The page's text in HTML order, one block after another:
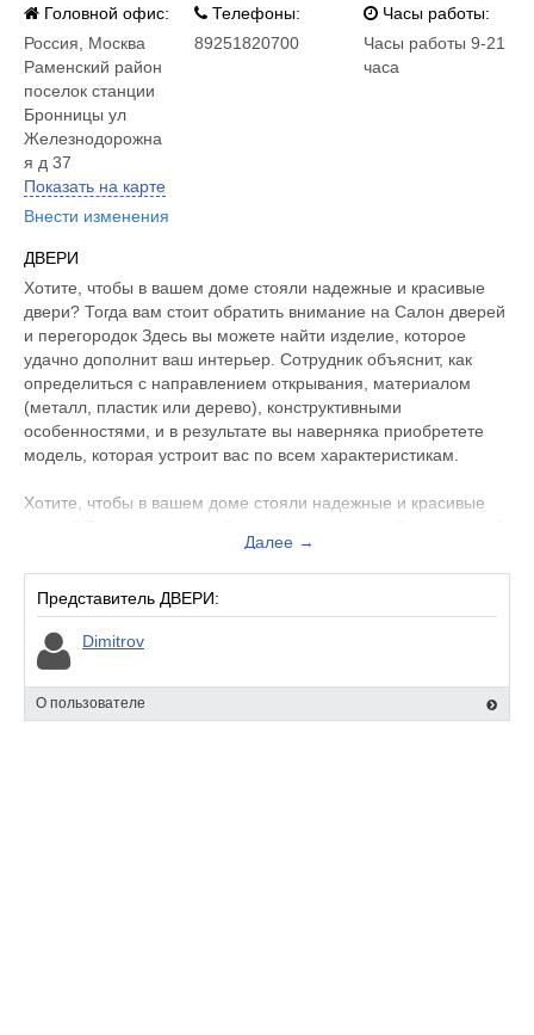
Головной офис:
Россия
Москва
Раменский район
поселок станции
Бронницы ул
Железнодорожна
я д 37
Показать на карте
Внести изменения
Телефоны:
89251820700
Часы работы:
Часы работы 9-21
часа
ДВЕРИ
Хотите, чтобы в вашем доме стояли надежные и красивые
двери? Тогда вам стоит обратить внимание на Салон дверей
и перегородок Здесь вы можете найти изделие, которое
удачно дополнит ваш интерьер. Сотрудник объяснит, как
определиться с направлением открывания, материалом
(металл, пластик или дерево), конструктивными
особенностями, и в результате вы наверняка приобретете
модель, которая устроит вас по всем характеристикам.
Хотите, чтобы в вашем доме стояли надежные и красивые
и перегородок Здесь вы можете найти изделие, которое
удачно дополнит ваш интерьер. Сотрудник объяснит, как
определиться с направлением открывания, материалом
(металл, пластик или дерево), конструктивными
особенностями, и в результате вы наверняка приобретете
модель, которая устроит вас по всем характеристикам.
Далее →
Представитель ДВЕРИ:
Dimitrov
О пользователе